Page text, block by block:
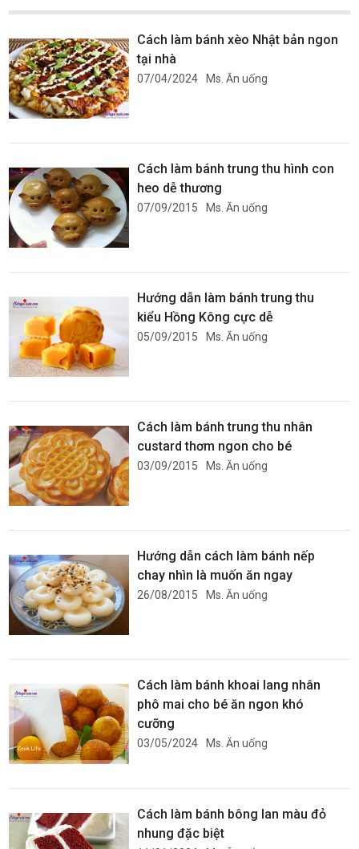
Cách làm bánh xèo Nhật bản ngon
tại nhà
07/04/2024 Ms. Ăn uống
Cách làm bánh trung thu hình con
heo dễ thương
07/09/2015 Ms. Ăn uống
Hướng dẫn làm bánh trung thu
kiểu Hồng Kông cực dễ
05/09/2015 Ms. Ăn uống
Cách làm bánh trung thu nhân
custard thơm ngon cho bé
03/09/2015 Ms. Ăn uống
Hướng dẫn cách làm bánh nếp
chay nhìn là muốn ăn ngay
26/08/2015 Ms. Ăn uống
Cách làm bánh khoai lang nhân
phô mai cho bé ăn ngon khó
cưỡng
03/05/2024 Ms. Ăn uống
Cách làm bánh bông lan màu đỏ
nhung đặc biệt